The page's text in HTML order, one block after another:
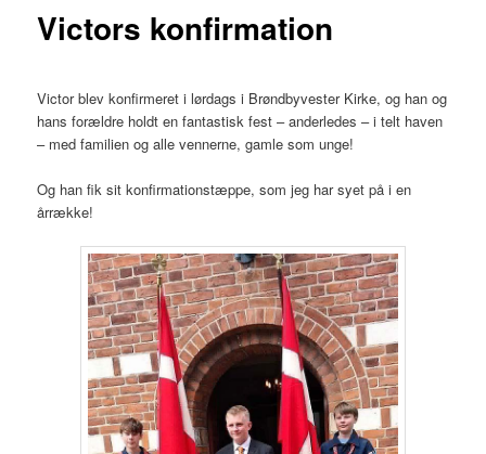
Victors konfirmation
Victor blev konfirmeret i lørdags i Brøndbyvester Kirke, og han og
hans forældre holdt en fantastisk fest – anderledes – i telt haven
– med familien og alle vennerne, gamle som unge!
Og han fik sit konfirmationstæppe, som jeg har syet på i en
årrække!